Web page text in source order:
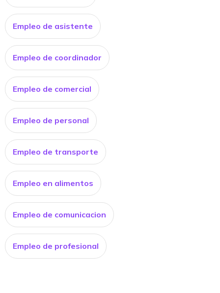
Empleo de asistente
Empleo de coordinador
Empleo de comercial
Empleo de personal
Empleo de transporte
Empleo en alimentos
Empleo de comunicacion
Empleo de profesional